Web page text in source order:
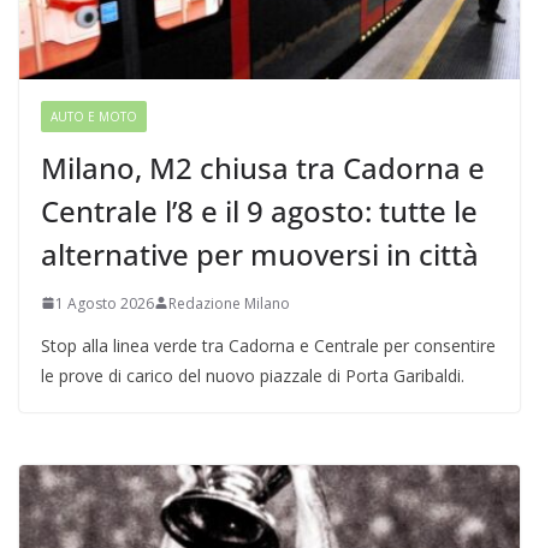
AUTO E MOTO
Milano, M2 chiusa tra Cadorna e
Centrale l’8 e il 9 agosto: tutte le
alternative per muoversi in città
1 Agosto 2026 Redazione Milano
Stop alla linea verde tra Cadorna e Centrale per consentire
le prove di carico del nuovo piazzale di Porta Garibaldi.